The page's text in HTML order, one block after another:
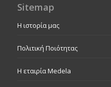
Sitemap
Η ιστορία μας
Πολιτική Ποιότητας
Η εταιρία Medela